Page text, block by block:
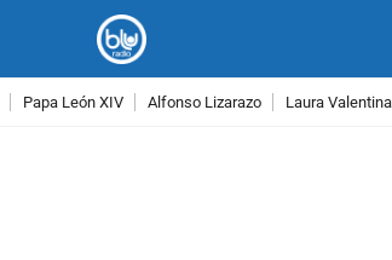
Papa León XIV Alfonso Lizarazo Laura